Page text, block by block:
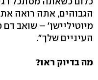
הגבוהים, אתה רואה
מיוטיליישן' – שואב
העיניים שלך".
מה בדיוק ראו?